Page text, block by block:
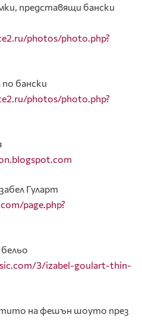
представящи бански
photos/photo.php?
бански
photos/photo.php?
Гуларт
page.php?
3/izabel-goulart-thin-
на фешън шоуто през